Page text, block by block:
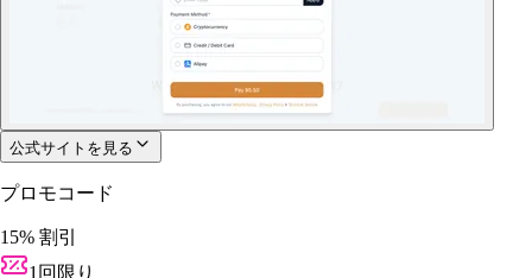
公式サイトを見る
プロモコード
15% 割引
1回限り